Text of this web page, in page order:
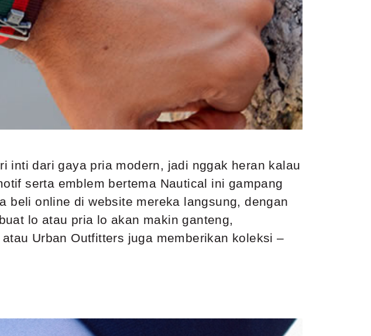
inti dari gaya pria modern, jadi nggak heran kalau
serta emblem bertema Nautical ini gampang
beli online di website mereka langsung, dengan
lo atau pria lo akan makin ganteng,
Urban Outfitters juga memberikan koleksi –